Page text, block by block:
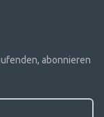
abonnieren